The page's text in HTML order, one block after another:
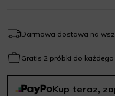
Darmowa dostawa na
Gratis 2 próbki do
Kup teraz,